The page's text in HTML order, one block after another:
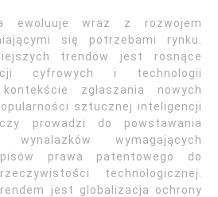
ewoluuje wraz z rozwojem
się potrzebami rynku.
trendów jest rosnące
cyfrowych i technologii
zgłaszania nowych
sztucznej inteligencji
prowadzi do powstawania
wymagających
prawa patentowego do
technologicznej.
jest globalizacja ochrony